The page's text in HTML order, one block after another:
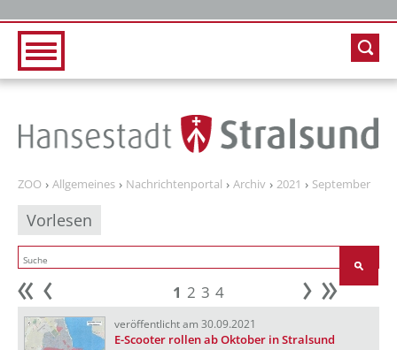
ZOO Allgemeines Nachrichtenportal Archiv 2021 September
Vorlesen
Anfang 1 2 3 4 weiter
veröffentlicht am 30.09.2021
E-Scooter rollen ab Oktober in Stralsund